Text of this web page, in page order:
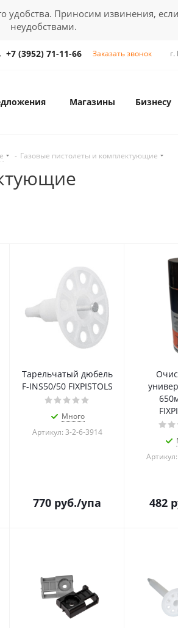
Приносим извинения,
неудобствами.
+7 (3952) 71-11-66 Заказать звонок
Магазины Бизнесу
- Газовые пистолеты и комплектующие
Тарельчатый дюбель
F-INS50/50 FIXPISTOLS
Много
Артикул: 3-2-6-3914
770 руб./упа 482